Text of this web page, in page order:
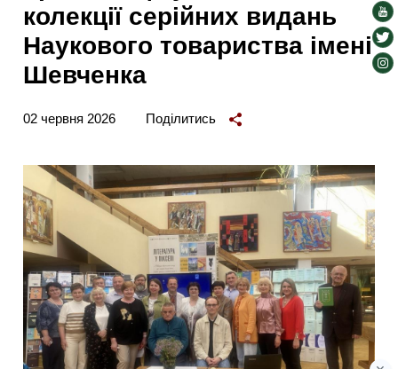
колекції серійних видань
Наукового товариства імені
Шевченка
02 червня 2026 Поділитись